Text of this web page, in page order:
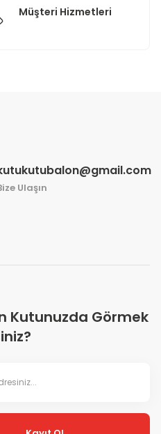
Müşteri Hizmetleri
Ulaşın
Kutunuzda Görmek